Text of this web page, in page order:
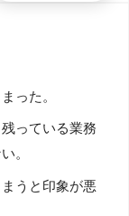
った。
っている業務
。
うと印象が悪